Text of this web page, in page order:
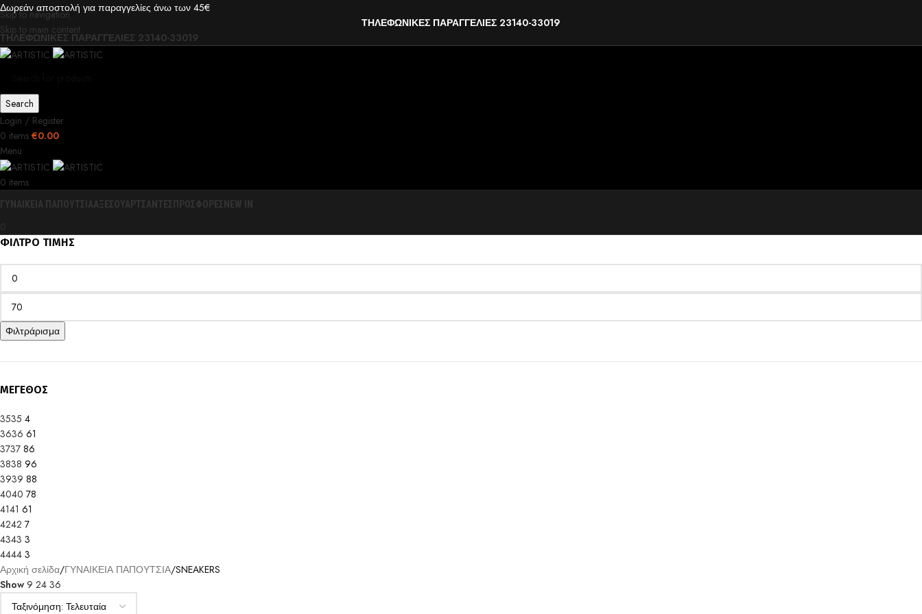
Skip to navigation
Skip to main content
Δωρεάν αποστολή για παραγγελίες άνω των 45€
ΤΗΛΕΦΩΝΙΚΕΣ ΠΑΡΑΓΓΕΛΙΕΣ 23140-33019
ΤΗΛΕΦΩΝΙΚΕΣ ΠΑΡΑΓΓΕΛΙΕΣ 23140-33019
Search
Login / Register
0 items €0.00
Menu
0 items
ΓΥΝΑΙΚΕΙΑ ΠΑΠΟΥΤΣΙΑΑΞΕΣΟΥΑΡΤΣΑΝΤΕΣ ΠΡΟΣΦΟΡΕΣ NEW IN
0
ΦΙΛΤΡΟ ΤΙΜΗΣ
Φιλτράρισμα
ΜΕΓΕΘΟΣ
3535 4
3636 61
3737 86
3838 96
3939 88
4040 78
4141 61
4242 7
4343 3
4444 3
Αρχική σελίδα ΓΥΝΑΙΚΕΙΑ ΠΑΠΟΥΤΣΙΑ SNEAKERS
Show 9 24 36